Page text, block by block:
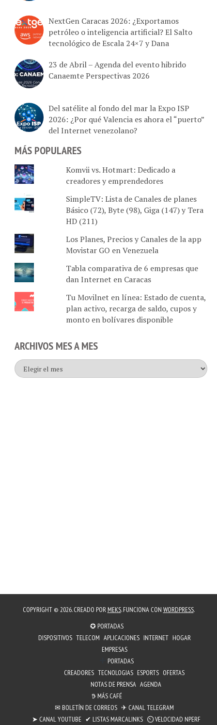
petróleo o inteligencia artificial? El Salto
tecnológico de Escala 24×7 y Dana
Canaemte Perspectivas 2026
2026: ¿Por qué Valencia es ahora el “puerto”
del Internet venezolano?
creadores y emprendedores
SimpleTV: Lista de Canales de planes
Básico (72), Byte (98), Giga (147) y Tera
HD (211)
Los Planes, Precios y Canales de la app
Movistar GO en Venezuela
Tabla comparativa de 6 empresas que
dan Internet en Caracas
Tu Movilnet en línea: Estado de cuenta,
plan activo, recarga de saldo, cupos y
monto en bolívares disponible
Archivos
mes
a
COPYRIGHT © 2026. CREADO POR MEKS. FUNCIONA CON WORDPRESS.
✪ PORTADAS
DISPOSITIVOS TELECOM APLICACIONES INTERNET HOGAR
EMPRESAS
PORTADAS
CREADORES TECNOLOGIAS ESPORTS OFERTAS
NOTAS DE PRENSA AGENDA
𖠚 MÁS CAFÉ
✉︎ BOLETÍN DE CORREOS ✈ CANAL TELEGRAM
➤ CANAL YOUTUBE ✔ LISTAS MARCALINKS ⏲︎ VELOCIDAD NPERF